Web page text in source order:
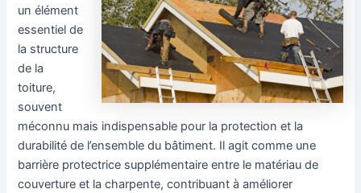
un élément
essentiel de
la structure
de la
toiture,
souvent
méconnu mais indispensable pour la protection et la
durabilité de l’ensemble du bâtiment. Il agit comme une
barrière protectrice supplémentaire entre le matériau de
couverture et la charpente, contribuant à améliorer